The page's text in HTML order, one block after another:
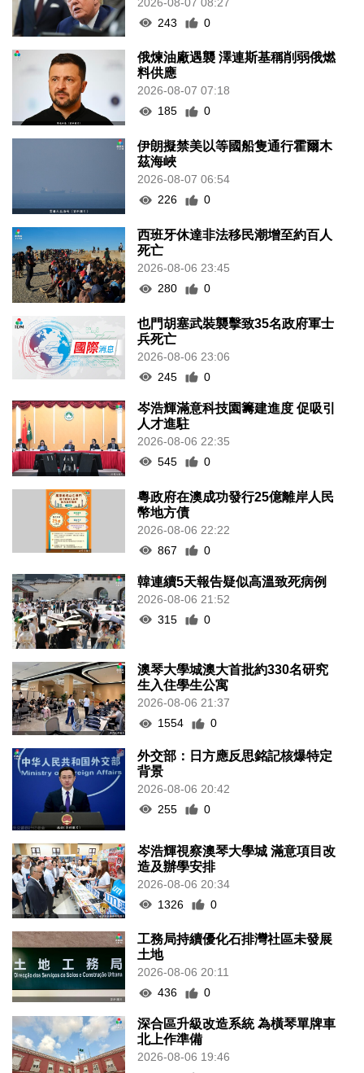
243
0
俄煉油廠遇襲 澤連斯基稱削弱俄燃
料供應
2026-08-07 07:18
185
0
伊朗擬禁美以等國船隻通行霍爾木
茲海峽
2026-08-07 06:54
226
0
西班牙休達非法移民潮增至約百人
死亡
2026-08-06 23:45
280
0
也門胡塞武裝襲擊致35名政府軍士
兵死亡
2026-08-06 23:06
245
0
岑浩輝滿意科技園籌建進度 促吸引
人才進駐
2026-08-06 22:35
545
0
粵政府在澳成功發行25億離岸人民
幣地方債
2026-08-06 22:22
867
0
韓連續5天報告疑似高溫致死病例
2026-08-06 21:52
315
0
澳琴大學城澳大首批約330名研究
生入住學生公寓
2026-08-06 21:37
1554
0
外交部：日方應反思銘記核爆特定
背景
2026-08-06 20:42
255
0
岑浩輝視察澳琴大學城 滿意項目改
造及辦學安排
2026-08-06 20:34
1326
0
工務局持續優化石排灣社區未發展
土地
2026-08-06 20:11
436
0
深合區升級改造系統 為橫琴單牌車
北上作準備
2026-08-06 19:46